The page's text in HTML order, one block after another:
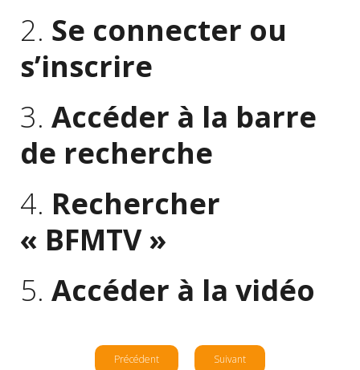
2. Se connecter ou
s’inscrire
3. Accéder à la barre
de recherche
4. Rechercher
« BFMTV »
5. Accéder à la vidéo
Précédent Suivant